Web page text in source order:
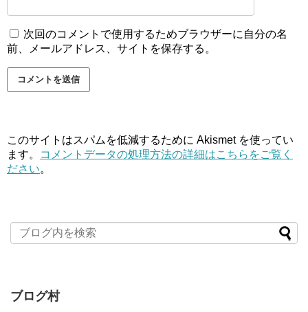
次回のコメントで使用するためブラウザーに自分の名
前、メールアドレス、サイトを保存する。
このサイトはスパムを低減するために Akismet を使ってい
ます。
コメントデータの処理方法の詳細はこちらをご覧く
ださい。
ブログ村